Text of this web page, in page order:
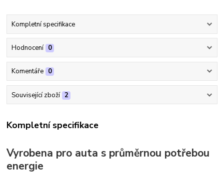
Kompletní specifikace
Hodnocení 0
Komentáře 0
Související zboží 2
Kompletní specifikace
Vyrobena pro auta s průměrnou potřebou
energie